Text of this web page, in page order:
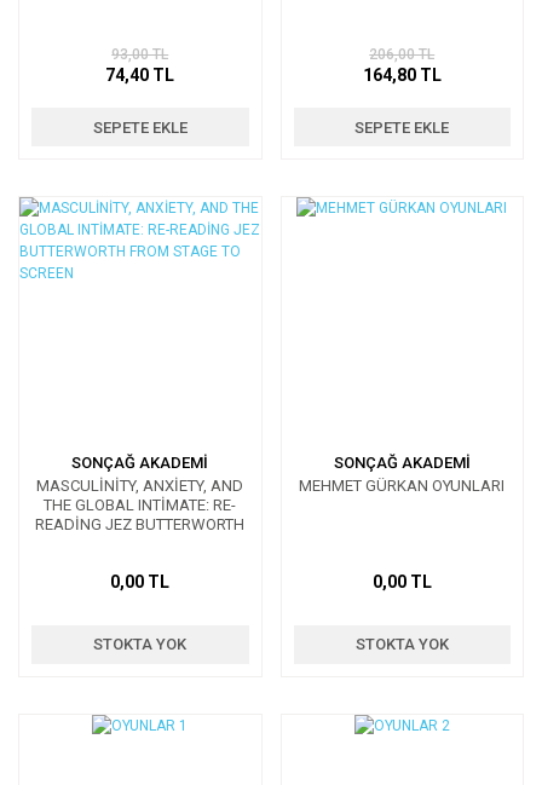
93,00 TL
74,40 TL
SEPETE EKLE
206,00 TL
164,80 TL
SEPETE EKLE
SONÇAĞ AKADEMİ
MASCULİNİTY, ANXİETY, AND
THE GLOBAL INTİMATE: RE-
READİNG JEZ BUTTERWORTH
0,00 TL
STOKTA YOK
SONÇAĞ AKADEMİ
MEHMET GÜRKAN OYUNLARI
0,00 TL
STOKTA YOK